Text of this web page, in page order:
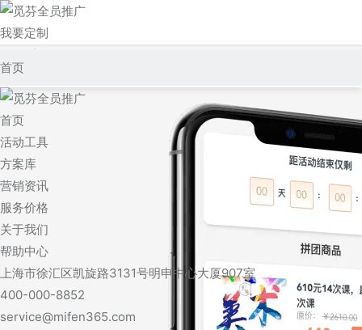
首页
活动工具
方案库
营销资讯
服务价格
关于我们
我要定制
登录/注册
首页
活动工具
方案库
营销资讯
服务价格
关于我们
帮助中心
上海市徐汇区凯旋路3131号明申中心大厦907室
400-000-8852
service@mifen365.com